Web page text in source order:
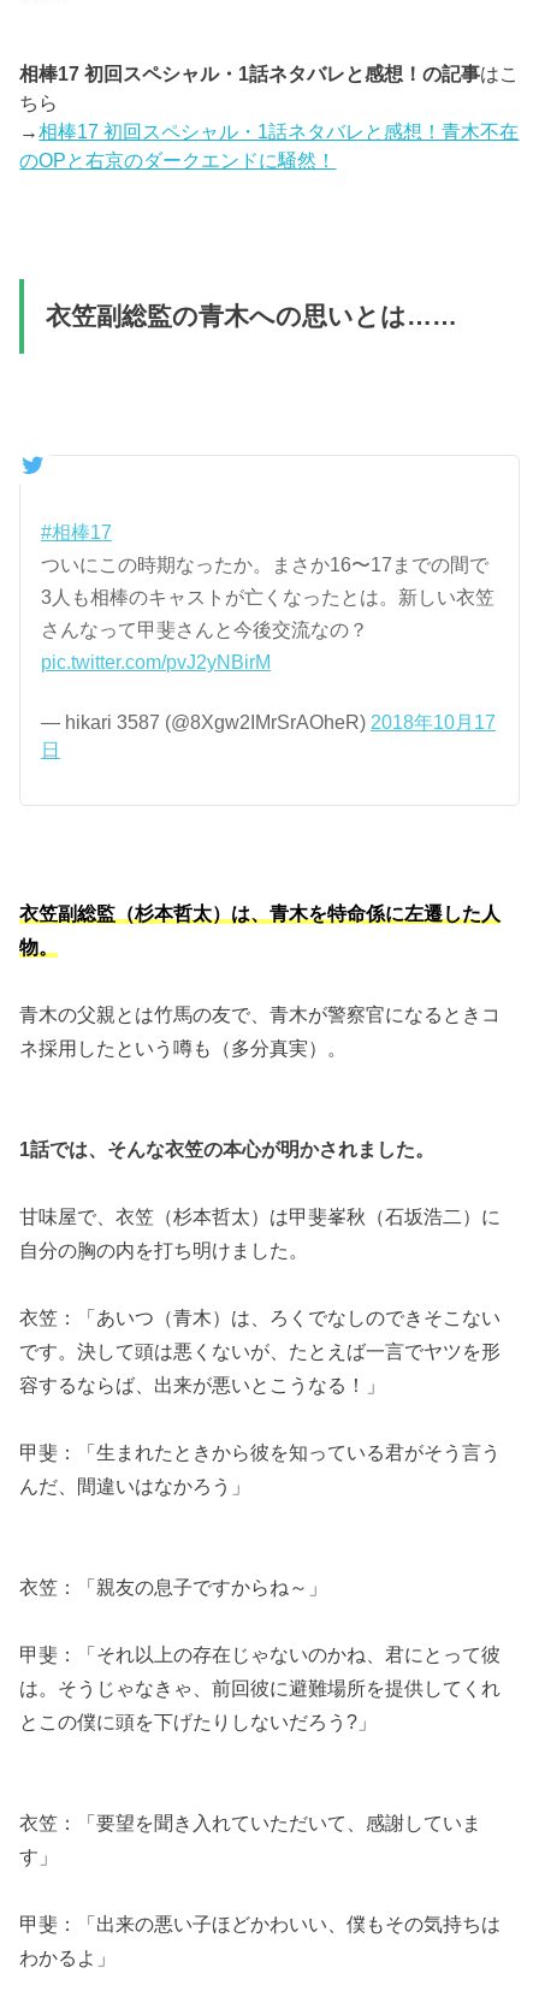
相棒17 初回スペシャル・1話ネタバレと感想！の記事はこ
ちら
→相棒17 初回スペシャル・1話ネタバレと感想！青木不在
のOPと右京のダークエンドに騒然！
衣笠副総監の青木への思いとは……
#相棒17
ついにこの時期なったか。まさか16〜17までの間で
3人も相棒のキャストが亡くなったとは。新しい衣笠
さんなって甲斐さんと今後交流なの？
pic.twitter.com/pvJ2yNBirM
— hikari 3587 (@8Xgw2IMrSrAOheR) 2018年10月17
日
衣笠副総監（杉本哲太）は、青木を特命係に左遷した人
物。
青木の父親とは竹馬の友で、青木が警察官になるときコ
ネ採用したという噂も（多分真実）。
1話では、そんな衣笠の本心が明かされました。
甘味屋で、衣笠（杉本哲太）は甲斐峯秋（石坂浩二）に
自分の胸の内を打ち明けました。
衣笠：「あいつ（青木）は、ろくでなしのできそこない
です。決して頭は悪くないが、たとえば一言でヤツを形
容するならば、出来が悪いとこうなる！」
甲斐：「生まれたときから彼を知っている君がそう言う
んだ、間違いはなかろう」
衣笠：「親友の息子ですからね～」
甲斐：「それ以上の存在じゃないのかね、君にとって彼
は。そうじゃなきゃ、前回彼に避難場所を提供してくれ
とこの僕に頭を下げたりしないだろう?」
衣笠：「要望を聞き入れていただいて、感謝していま
す」
甲斐：「出来の悪い子ほどかわいい、僕もその気持ちは
わかるよ」